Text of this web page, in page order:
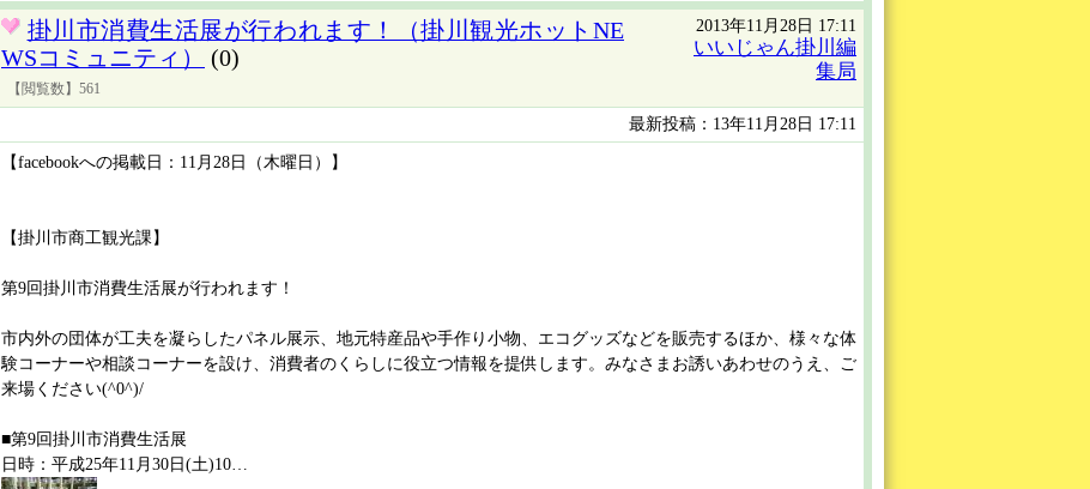
掛川市消費生活展が行われます！（掛川観光ホットNE
WSコミュニティ）
(0)
【閲覧数】561
2013年11月28日 17:11
いいじゃん掛川編
集局
最新投稿：13年11月28日 17:11
【facebookへの掲載日：11月28日（木曜日）】
【掛川市商工観光課】
第9回掛川市消費生活展が行われます！
市内外の団体が工夫を凝らしたパネル展示、地元特産品や手作り小物、エコグッズなどを販売するほか、様々な体
験コーナーや相談コーナーを設け、消費者のくらしに役立つ情報を提供します。みなさまお誘いあわせのうえ、ご
来場ください(^0^)/
■第9回掛川市消費生活展
日時：平成25年11月30日(土)10…